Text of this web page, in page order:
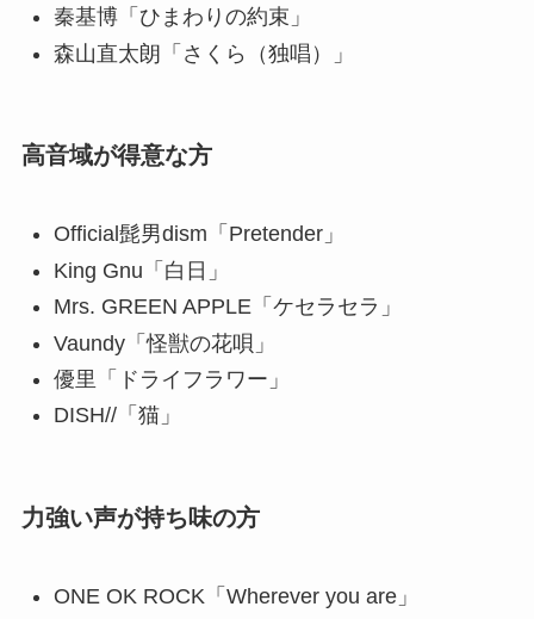
秦基博「ひまわりの約束」
森山直太朗「さくら（独唱）」
高音域が得意な方
Official髭男dism「Pretender」
King Gnu「白日」
Mrs. GREEN APPLE「ケセラセラ」
Vaundy「怪獣の花唄」
優里「ドライフラワー」
DISH//「猫」
力強い声が持ち味の方
ONE OK ROCK「Wherever you are」